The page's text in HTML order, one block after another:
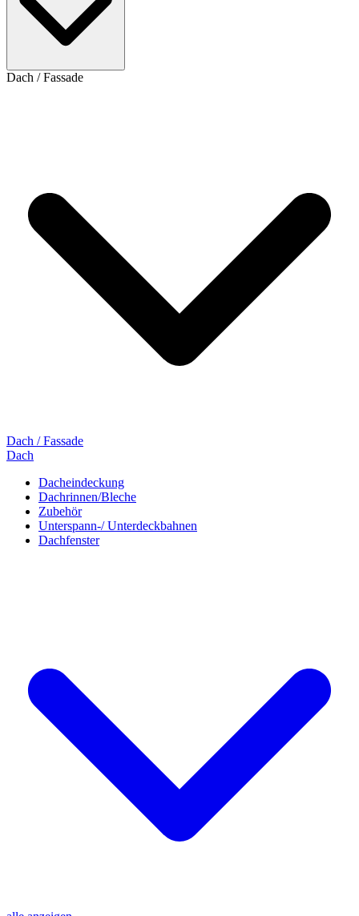
Dach / Fassade
Dach / Fassade
Dach
Dacheindeckung
Dachrinnen/Bleche
Zubehör
Unterspann-/ Unterdeckbahnen
Dachfenster